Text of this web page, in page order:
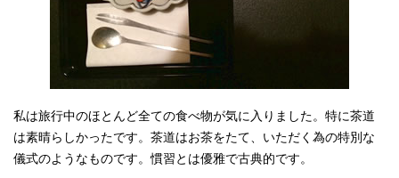
私は旅行中のほとんど全ての食べ物が気に入りました。特に茶道
は素晴らしかったです。茶道はお茶をたて、いただく為の特別な
儀式のようなものです。慣習とは優雅で古典的です。